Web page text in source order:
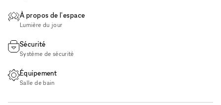
À propos de l'espace
Lumière du jour
Sécurité
Système de sécurité
Équipement
Salle de bain